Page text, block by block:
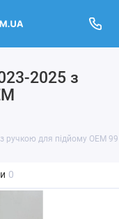
2025 з
для підйому OEM
0